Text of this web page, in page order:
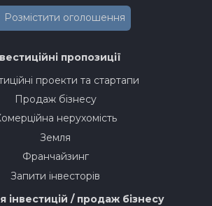
Розмістити оголошення
пропозиції
проекти та стартапи
Продаж бізнесу
нерухомість
Земля
Франчайзинг
Запити інвесторів
інвестицій / продаж бізнесу